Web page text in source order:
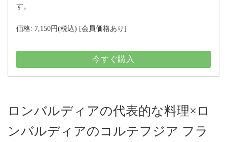
す。
価格: 7,150円(税込) [会員価格あり]
今すぐ購入
ロンバルディアの代表的な料理×ロ
ンバルディアのコルテフジア フラ